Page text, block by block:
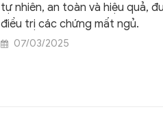
tự nhiên, an toàn và hiệu quả,
điều trị các chứng mất ngủ.
07/03/2025